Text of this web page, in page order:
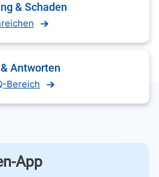
& Schaden
Antworten
Bereich
App